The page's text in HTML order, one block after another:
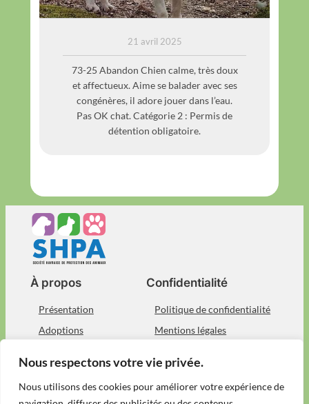
Nous respectons votre vie privée.
Nous utilisons des cookies pour améliorer votre expérience de
O’MHAO
21 avril 2025
73-25 Abandon Chien calme, très doux
et affectueux. Aime se balader avec ses
congénères, il adore jouer dans l’eau.
Pas OK chat. Catégorie 2 : Permis de
détention obligatoire.
À propos
Présentation
Adoptions
Confidentialité
Politique de confidentialité
Mentions légales